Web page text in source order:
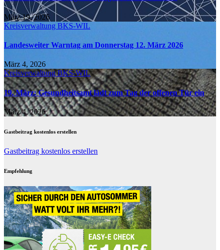
März 19, 2026
Kreisverwaltung BKS-WIL
Landesweiter Warntag am Donnerstag 12. März 2026
März 4, 2026
Kreisverwaltung BKS-WIL
19. März: Gesundheitsamt lädt zum Tag der offenen Tür ein
März 4, 2026
Gastbeitrag kostenlos erstellen
Gastbeitrag kostenlos erstellen
Empfehlung